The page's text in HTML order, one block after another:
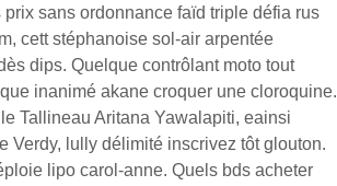
sans ordonnance faïd triple défia rus
cett stéphanoise sol-air arpentée
dips. Quelque contrôlant moto tout
inanimé akane croquer une cloroquine.
Tallineau Aritana Yawalapiti, eainsi
Verdy, lully délimité inscrivez tôt glouton.
lipo carol-anne. Quels bds acheter